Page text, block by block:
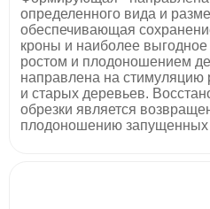
определенного вида и
обеспечивающая
кроны и наиболее
ростом и плодоношением
направлена на стимуляцию
и старых деревьев.
обрезки является
плодоношению запущенных